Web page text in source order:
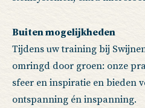
Buiten mogelijkheden
Tijdens uw training bij
omringd door groen: onze
sfeer en inspiratie en bieden
ontspanning én inspanning.